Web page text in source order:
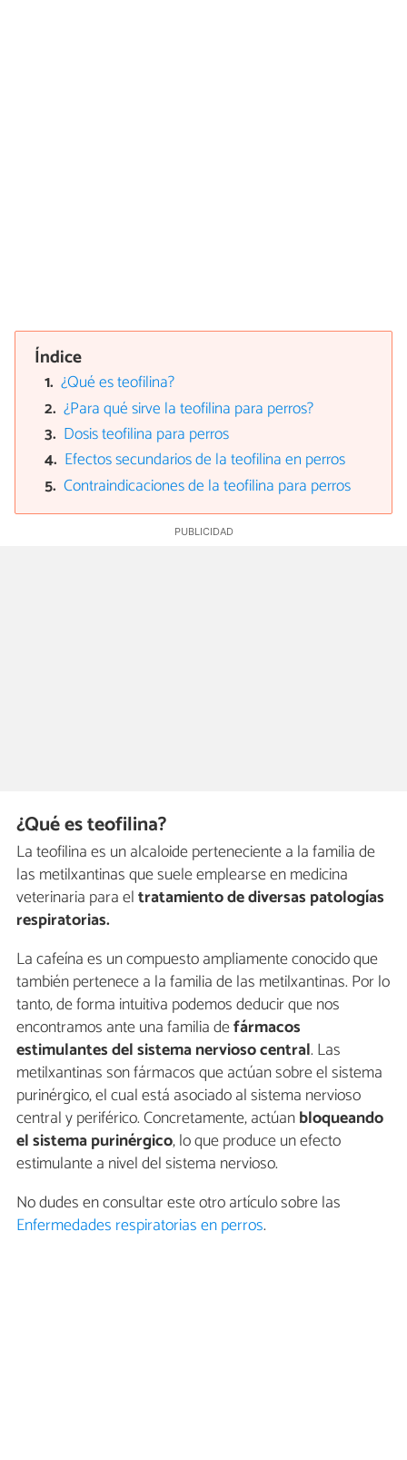
Índice
¿Qué es teofilina?
¿Para qué sirve la teofilina para perros?
Dosis teofilina para perros
Efectos secundarios de la teofilina en perros
Contraindicaciones de la teofilina para perros
¿Qué es teofilina?
La teofilina es un alcaloide perteneciente a la familia de
las metilxantinas que suele emplearse en medicina
veterinaria para eltratamiento de diversas patologías
respiratorias.
La cafeína es un compuesto ampliamente conocido que
también pertenece a la familia de las metilxantinas. Por lo
tanto, de forma intuitiva podemos deducir que nos
encontramos ante una familia defármacos
estimulantes del sistema nervioso central. Las
metilxantinas son fármacos que actúan sobre el sistema
purinérgico, el cual está asociado al sistema nervioso
central y periférico. Concretamente, actúanbloqueando
el sistema purinérgico, lo que produce un efecto
estimulante a nivel del sistema nervioso.
No dudes en consultar este otro artículo sobre las
Enfermedades respiratorias en perros.